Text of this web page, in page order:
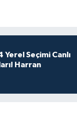
Seçimi Canlı
Harran